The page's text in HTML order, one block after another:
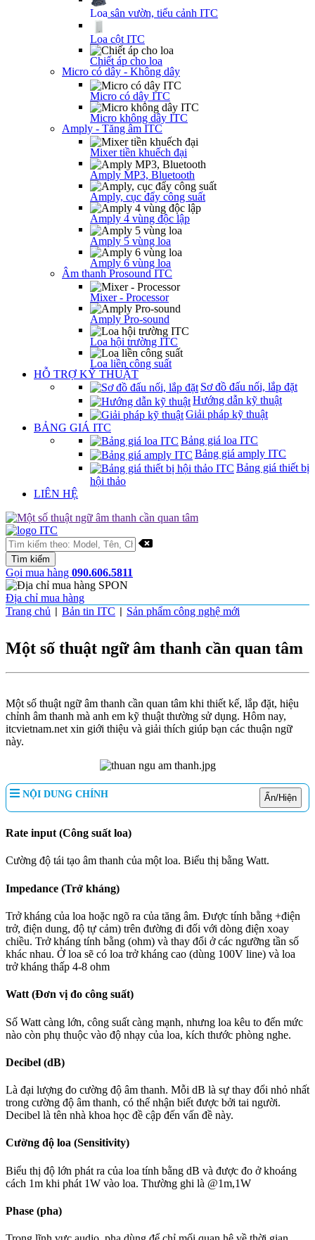
Loa sân vườn, tiểu cảnh ITC
Loa cột ITC
Chiết áp cho loa
Micro có dây - Không dây
Micro có dây ITC
Micro không dây ITC
Amply - Tăng âm ITC
Mixer tiền khuếch đại
Amply MP3, Bluetooth
Amply, cục đẩy công suất
Amply 4 vùng độc lập
Amply 5 vùng loa
Amply 6 vùng loa
Âm thanh Prosound ITC
Mixer - Processor
Amply Pro-sound
Loa hội trường ITC
Loa liền công suất
HỖ TRỢ KỸ THUẬT
Sơ đồ đấu nối, lắp đặt
Hướng dẫn kỹ thuật
Giải pháp kỹ thuật
BẢNG GIÁ ITC
Bảng giá loa ITC
Bảng giá amply ITC
Bảng giá thiết bị
hội thảo
LIÊN HỆ
Gọi mua hàng 090.606.5811
Địa chỉ mua hàng
Trang chủ
Bản tin ITC Sản phẩm công nghệ mới
Một số thuật ngữ âm thanh cần quan tâm
Một số thuật ngữ âm thanh cần quan tâm khi thiết kế, lắp đặt, hiệu
chỉnh âm thanh mà anh em kỹ thuật thường sử dụng. Hôm nay,
itcvietnam.net xin giới thiệu và giải thích giúp bạn các thuận ngữ
này.
NỘI DUNG CHÍNH Ẩn/Hiện
Rate input (Công suất loa)
Cường độ tái tạo âm thanh của một loa. Biểu thị bằng Watt.
Impedance (Trở kháng)
Trở kháng của loa hoặc ngõ ra của tăng âm. Được tính bằng +điện
trở, điện dung, độ tự cảm) trên đường đi đối với dòng điện xoay
chiều. Trở kháng tính bằng (ohm) và thay đổi ở các ngưỡng tần số
khác nhau. Ở loa sẽ có loa trở kháng cao (dùng 100V line) và loa
trở kháng thấp 4-8 ohm
Watt (Đơn vị đo công suất)
Số Watt càng lớn, công suất càng mạnh, nhưng loa kêu to đến mức
nào còn phụ thuộc vào độ nhạy của loa, kích thước phòng nghe.
Decibel (dB)
Là đại lượng đo cường độ âm thanh. Mỗi dB là sự thay đổi nhỏ nhất
trong cường độ âm thanh, có thể nhận biết được bởi tai người.
Decibel là tên nhà khoa học đề cập đến vấn đề này.
Cường độ loa (Sensitivity)
Biểu thị độ lớn phát ra của loa tính bằng dB và được đo ở khoáng
cách 1m khi phát 1W vào loa. Thường ghi là @1m,1W
Phase (pha)